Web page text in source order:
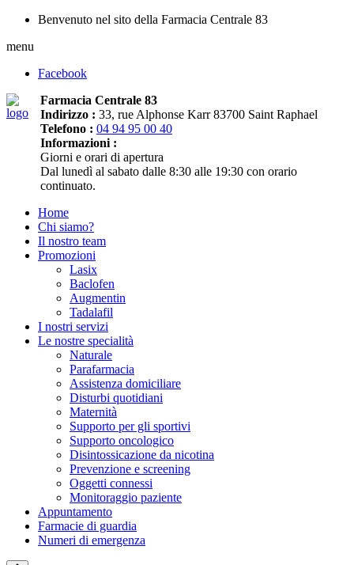
Benvenuto nel sito della Farmacia Centrale 83
menu
Facebook
Farmacia Centrale 83
Indirizzo : 33, rue Alphonse Karr 83700 Saint Raphael
Telefono : 04 94 95 00 40
Informazioni :
Giorni e orari di apertura
Dal lunedì al sabato dalle 8:30 alle 19:30 con orario
continuato.
Home
Chi siamo?
Il nostro team
Promozioni
Lasix
Baclofen
Augmentin
Tadalafil
I nostri servizi
Le nostre specialità
Naturale
Parafarmacia
Assistenza domiciliare
Disturbi quotidiani
Maternità
Supporto per gli sportivi
Supporto oncologico
Disintossicazione da nicotina
Prevenzione e screening
Oggetti connessi
Monitoraggio paziente
Appuntamento
Farmacie di guardia
Numeri di emergenza